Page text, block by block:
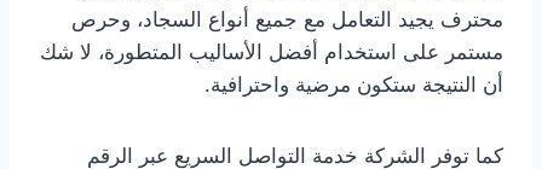
محترف يجيد التعامل مع جميع أنواع السجاد، وحرص
مستمر على استخدام أفضل الأساليب المتطورة، لا شك
أن النتيجة ستكون مرضية واحترافية.
كما توفر الشركة خدمة التواصل السريع عبر الرقم